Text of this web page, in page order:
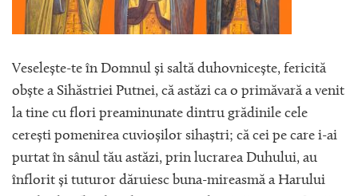
Veselește-te în Domnul și saltă duhovnicește, fericită
obște a Sihăstriei Putnei, că astăzi ca o primăvară a venit
la tine cu flori preaminunate dintru grădinile cele
cerești pomenirea cuvioșilor sihaștri; că cei pe care i-ai
purtat în sânul tău astăzi, prin lucrarea Duhului, au
înflorit și tuturor dăruiesc buna-mireasmă a Harului